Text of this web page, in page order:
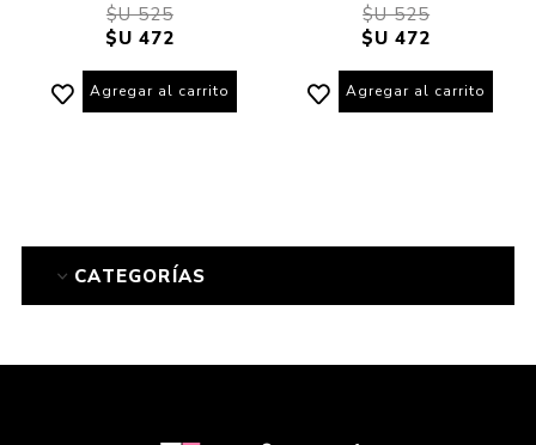
$U 525
$U 472
Agregar al carrito
$U 525
$U 472
Agregar al carrito
CATEGORÍAS